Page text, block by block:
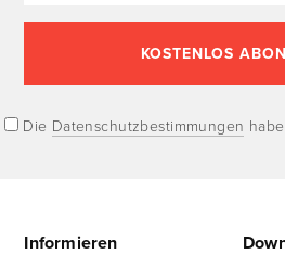
Die Datenschutzbestimmungen
Informieren